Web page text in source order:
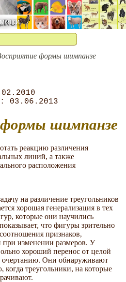
формы шимпанзе
03.06.2013
формы шимпанзе
реакцию различения
линий, а также
расположения
на различение треугольников
хорошая генерализация в тех
которые они научились
что фигуры зрительно
признаков,
изменении размеров. У
хороший перенос от целой
Они обнаруживают
когда треугольники, на которые